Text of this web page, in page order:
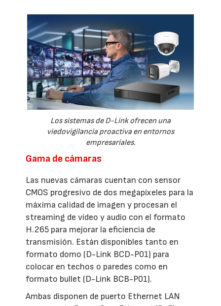
Los sistemas de D-Link ofrecen una
viedovigilancia proactiva en entornos
empresariales.
Gama de cámaras
Las nuevas cámaras cuentan con sensor
CMOS progresivo de dos megapíxeles para la
máxima calidad de imagen y procesan el
streaming de vídeo y audio con el formato
H.265 para mejorar la eficiencia de
transmisión. Están disponibles tanto en
formato domo (D-Link BCD-P01) para
colocar en techos o paredes como en
formato bullet (D-Link BCB-P01).
Ambas disponen de puerto Ethernet LAN